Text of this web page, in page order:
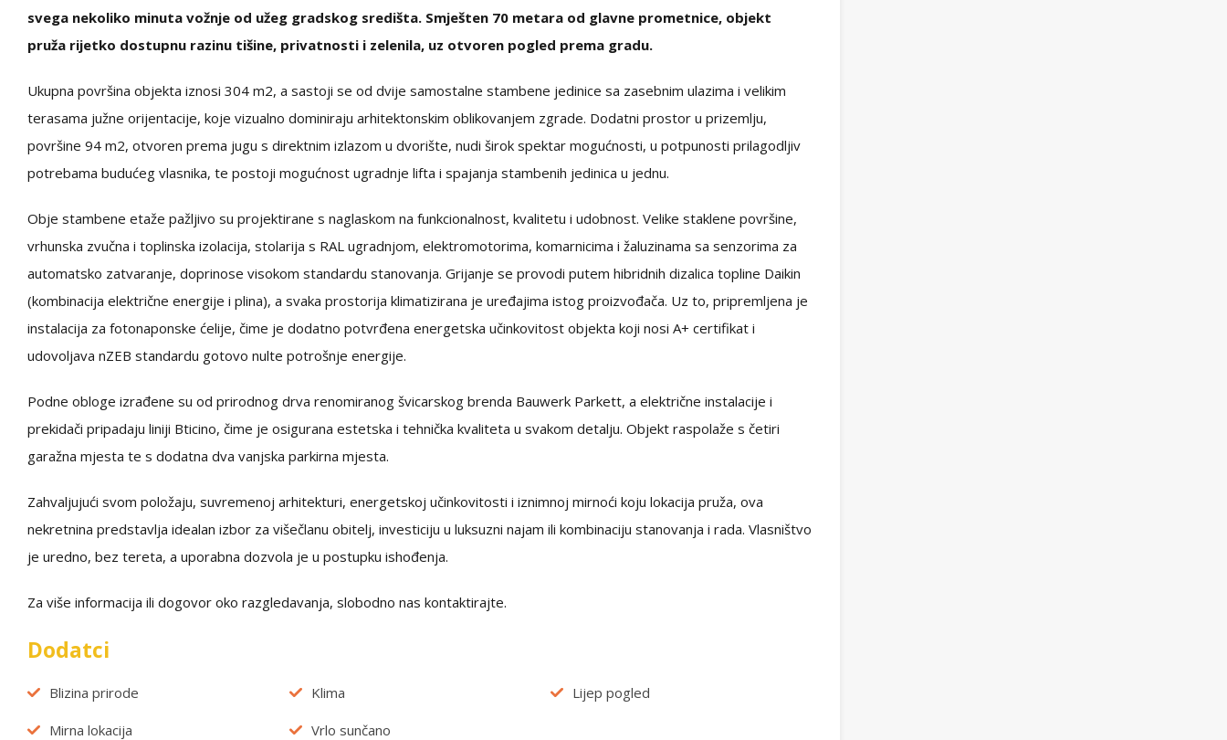
svega nekoliko minuta vožnje od užeg gradskog središta. Smješten 70 metara od glavne prometnice, objekt
pruža rijetko dostupnu razinu tišine, privatnosti i zelenila, uz otvoren pogled prema gradu.
Ukupna površina objekta iznosi 304 m2, a sastoji se od dvije samostalne stambene jedinice sa zasebnim ulazima i velikim
terasama južne orijentacije, koje vizualno dominiraju arhitektonskim oblikovanjem zgrade. Dodatni prostor u prizemlju,
površine 94 m2, otvoren prema jugu s direktnim izlazom u dvorište, nudi širok spektar mogućnosti, u potpunosti prilagodljiv
potrebama budućeg vlasnika, te postoji mogućnost ugradnje lifta i spajanja stambenih jedinica u jednu.
Obje stambene etaže pažljivo su projektirane s naglaskom na funkcionalnost, kvalitetu i udobnost. Velike staklene površine,
vrhunska zvučna i toplinska izolacija, stolarija s RAL ugradnjom, elektromotorima, komarnicima i žaluzinama sa senzorima za
automatsko zatvaranje, doprinose visokom standardu stanovanja. Grijanje se provodi putem hibridnih dizalica topline Daikin
(kombinacija električne energije i plina), a svaka prostorija klimatizirana je uređajima istog proizvođača. Uz to, pripremljena je
instalacija za fotonaponske ćelije, čime je dodatno potvrđena energetska učinkovitost objekta koji nosi A+ certifikat i
udovoljava nZEB standardu gotovo nulte potrošnje energije.
Podne obloge izrađene su od prirodnog drva renomiranog švicarskog brenda Bauwerk Parkett, a električne instalacije i
prekidači pripadaju liniji Bticino, čime je osigurana estetska i tehnička kvaliteta u svakom detalju. Objekt raspolaže s četiri
garažna mjesta te s dodatna dva vanjska parkirna mjesta.
Zahvaljujući svom položaju, suvremenoj arhitekturi, energetskoj učinkovitosti i iznimnoj mirnoći koju lokacija pruža, ova
nekretnina predstavlja idealan izbor za višečlanu obitelj, investiciju u luksuzni najam ili kombinaciju stanovanja i rada. Vlasništvo
je uredno, bez tereta, a uporabna dozvola je u postupku ishođenja.
Za više informacija ili dogovor oko razgledavanja, slobodno nas kontaktirajte.
Dodatci
Blizina prirode Klima Lijep pogled
Mirna lokacija Vrlo sunčano